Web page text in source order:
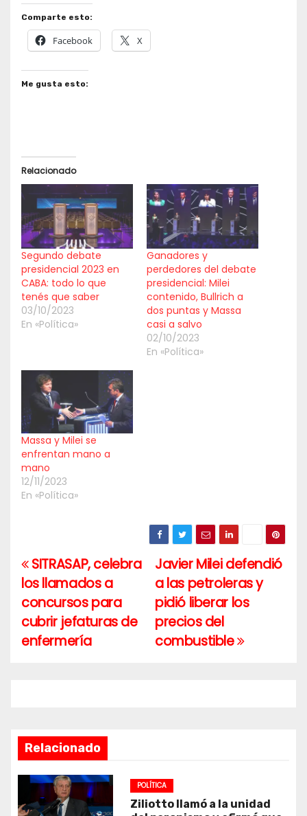
Comparte esto:
Facebook X
Me gusta esto:
Relacionado
Segundo debate
presidencial 2023 en
CABA: todo lo que
tenés que saber
03/10/2023
En «Política»
Ganadores y
perdedores del debate
presidencial: Milei
contenido, Bullrich a
dos puntas y Massa
casi a salvo
02/10/2023
En «Política»
Massa y Milei se
enfrentan mano a
mano
12/11/2023
En «Política»
Navegación
de
entradas
Javier Milei defendió
a las petroleras y
pidió liberar los
precios del
combustible
SITRASAP, celebra
los llamados a
concursos para
cubrir jefaturas de
enfermería
Relacionado
POLÍTICA
Ziliotto llamó a la unidad